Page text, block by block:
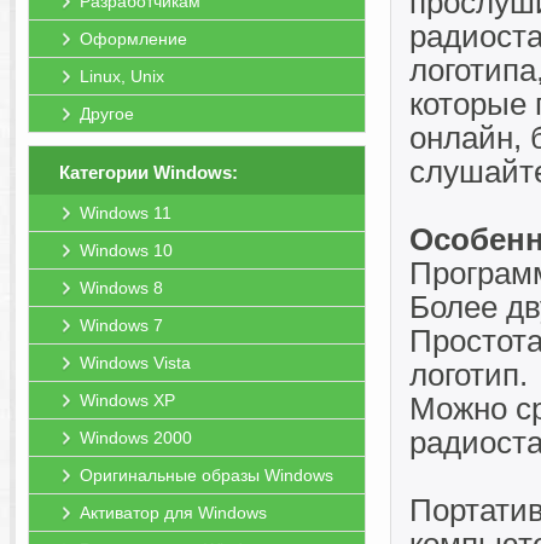
Оформление
Linux, Unix
Другое
Категории Windows:
Windows 11
Windows 10
Windows 8
Windows 7
Windows Vista
Windows XP
Windows 2000
Оригинальные образы Windows
Активатор для Windows
онлайн,
Более
логотип.
Можно